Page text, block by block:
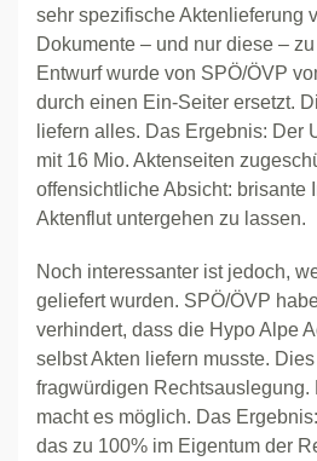
sehr spezifische Aktenlieferung
Dokumente – und nur diese –
Entwurf wurde von SPÖ/ÖVP
durch einen Ein-Seiter ersetzt.
liefern alles. Das Ergebnis: Der
mit 16 Mio. Aktenseiten
offensichtliche Absicht: brisante
Aktenflut untergehen zu lassen.
Noch interessanter ist jedoch,
geliefert wurden. SPÖ/ÖVP
verhindert, dass die Hypo Alpe
selbst Akten liefern musste.
fragwürdigen Rechtsauslegung.
macht es möglich. Das
das zu 100% im Eigentum der